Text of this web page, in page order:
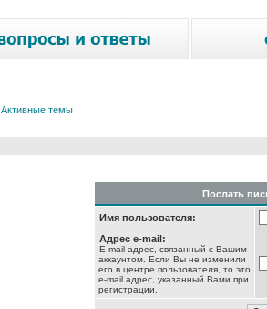
Активные темы
Послать
Имя пользователя:
Адрес e-mail:
E-mail адрес, связанный с Вашим
аккаунтом. Если Вы не изменили
его в центре пользователя, то это
e-mail адрес, указанный Вами при
регистрации.